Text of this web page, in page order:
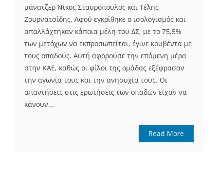
μάνατζερ Νίκος Σταυρόπουλος και Τέλης
Ζουρνατσίδης. Αφού εγκρίθηκε ο ισολογισμός και
απαλλάχτηκαν κάποια μέλη του ΔΣ, με το 75,5%
των μετόχων να εκπροσωπείται, έγινε κουβέντα με
τους οπαδούς. Αυτή αφορούσε την επόμενη μέρα
στην ΚΑΕ, καθώς οι φίλοι της ομάδας εξέφρασαν
την αγωνία τους και την ανησυχία τους. Οι
απαντήσεις στις ερωτήσεις των οπαδών είχαν να
κάνουν...
Read More